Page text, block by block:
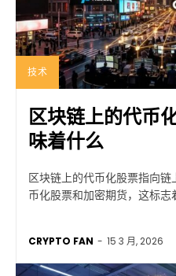
技术
区块链上的代币
味着什么
区块链上的代币化股票指向
币化股票和加密期货，这标志
CRYPTO FAN - 15 3 月, 2026